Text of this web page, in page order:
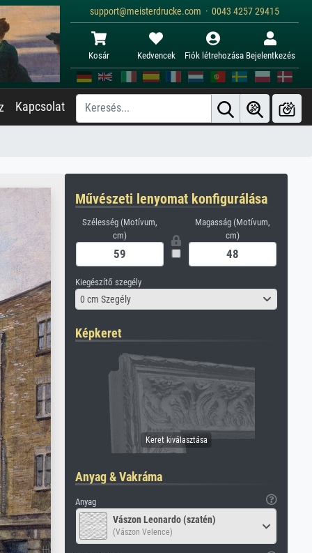
support@meisterdrucke.com · 0043 4257 29415
Kosár Kedvencek Fiók létrehozása Bejelentkezés
Kapcsolat
Művészeti lenyomat konfigurálása
Szélesség (Motívum,
cm)
Magasság (Motívum,
cm)
Kiegészítő szegély
0 cm Szegély
Képkeret
Anyag & Vakráma
Anyag
Vászon Leonardo (szatén)
(Vászon Velence)